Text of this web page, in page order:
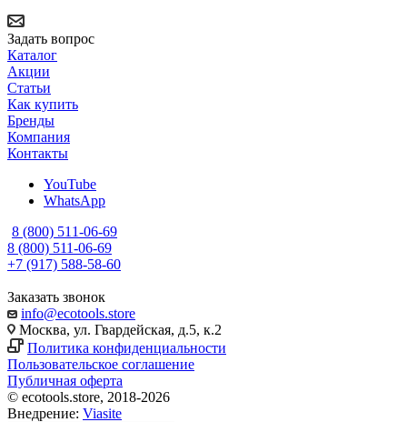
Задать вопрос
Каталог
Акции
Статьи
Как купить
Бренды
Компания
Контакты
YouTube
WhatsApp
8 (800) 511-06-69
8 (800) 511-06-69
+7 (917) 588-58-60
Заказать звонок
info@ecotools.store
Москва, ул. Гвардейская, д.5, к.2
Политика конфиденциальности
Пользовательское соглашение
Публичная оферта
© ecotools.store, 2018-2026
Внедрение: Viasite